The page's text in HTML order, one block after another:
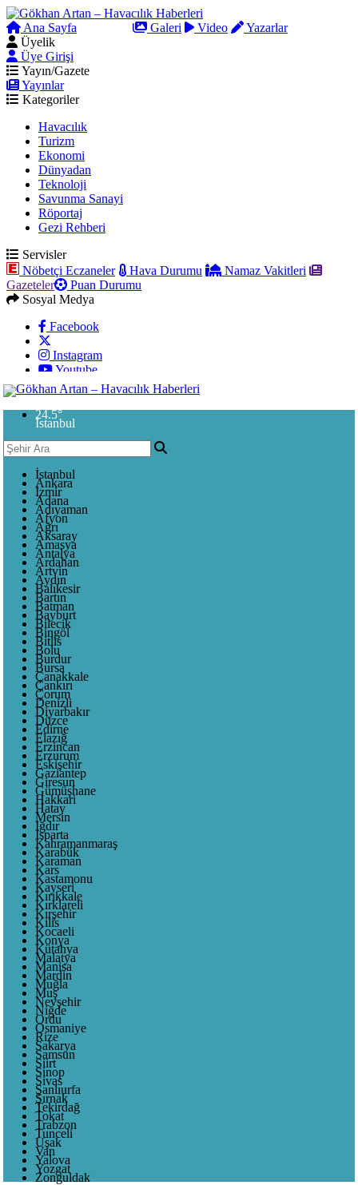
Ana Sayfa Galeri Video
Yazarlar
Üyelik
Üye Girişi
Yayın/Gazete
Yayınlar
Kategoriler
Havacılık
Turizm
Ekonomi
Dünyadan
Teknoloji
Savunma Sanayi
Röportaj
Gezi Rehberi
Servisler
Nöbetçi Eczaneler
Hava Durumu
Namaz Vakitleri
Gazeteler
Puan Durumu
Sosyal Medya
Facebook
Instagram
Youtube
24.5°
İstanbul
İstanbul
Ankara
İzmir
Adana
Adıyaman
Afyon
Ağrı
Aksaray
Amasya
Antalya
Ardahan
Artvin
Aydın
Balıkesir
Bartın
Batman
Bayburt
Bilecik
Bingöl
Bitlis
Bolu
Burdur
Bursa
Çanakkale
Çankırı
Çorum
Denizli
Diyarbakır
Düzce
Edirne
Elazığ
Erzincan
Erzurum
Eskişehir
Gaziantep
Giresun
Gümüşhane
Hakkari
Hatay
Mersin
Iğdır
Isparta
Kahramanmaraş
Karabük
Karaman
Kars
Kastamonu
Kayseri
Kırıkkale
Kırklareli
Kırşehir
Kilis
Kocaeli
Konya
Kütahya
Malatya
Manisa
Mardin
Muğla
Muş
Nevşehir
Niğde
Ordu
Osmaniye
Rize
Sakarya
Samsun
Siirt
Sinop
Sivas
Şanlıurfa
Şırnak
Tekirdağ
Tokat
Trabzon
Tunceli
Uşak
Van
Yalova
Yozgat
Zonguldak